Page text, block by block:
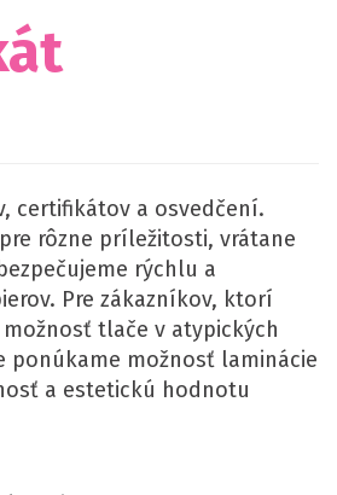
certifikátov a osvedčení.
rôzne príležitosti, vrátane
rýchlu a
Pre zákazníkov, ktorí
tlače v atypických
ponúkame možnosť laminácie
a estetickú hodnotu